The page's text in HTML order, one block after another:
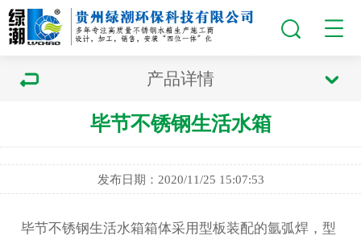
产品详情
毕节不锈钢生活水箱
发布日期：2020/11/25 15:07:53
毕节不锈钢生活水箱箱体采用型板装配的氩弧焊，型